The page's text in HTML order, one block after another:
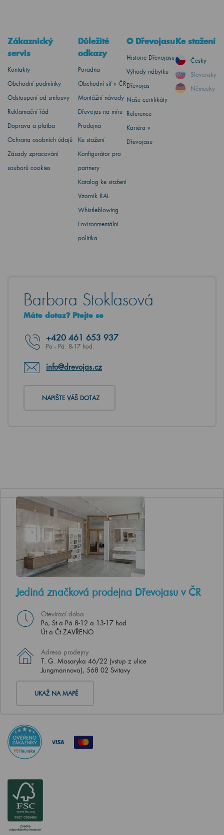
Zákaznický
servis
Kontakty
Obchodní podmínky
Odstoupení od smlouvy
Reklamační řád
Doprava a platba
Ochrana osobních údajů
Zásady zpracování
souborů cookies
Důležité
odkazy
Poradna
Obchodní síť v ČR
Montážní návody
Dřevojas na míru
Prodejna
Ke stažení
Konfigurátor pro
partnery
Katalog ke stažení
Vzorník RAL
Whistleblowing
Environmentální
politika
O Dřevojasu
Historie Dřevojasu
Výhody nábytku
Dřevojas
Naše certifikáty
Reference
Kariéra v
Dřevojasu
Ke stažení
Česky
Slovensky
Německy
Barbora Stoklasová
Máte dotaz? Ptejte se
+420 461 653 937
Po - Pá: 8-17 hod.
info@drevojas.cz
NAPIŠTE VÁŠ DOTAZ
Jediná značková prodejna Dřevojasu v ČR
Otevírací doba
Po, St a Pá 8-12 a 13-17 hod
Út a Čt ZAVŘENO
Adresa prodejny
T. G. Masaryka 46/22 (vstup z ulice
Jungmannova), 568 02 Svitavy
UKAŽ NA MAPĚ